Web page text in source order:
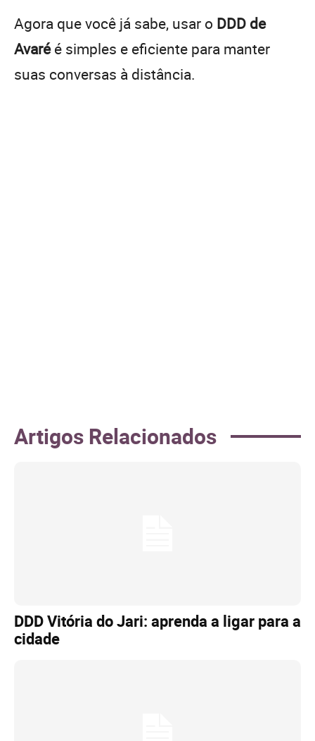
Agora que você já sabe, usar o DDD de
Avaréé simples e eficiente para manter
suas conversas à distância.
Artigos Relacionados
DDD Vitória do Jari: aprenda a ligar para a
cidade